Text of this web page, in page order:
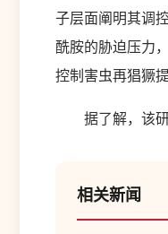
子层面阐明其调
酰胺的胁迫压力
控制害虫再猖獗
据了解，该研
相关新闻